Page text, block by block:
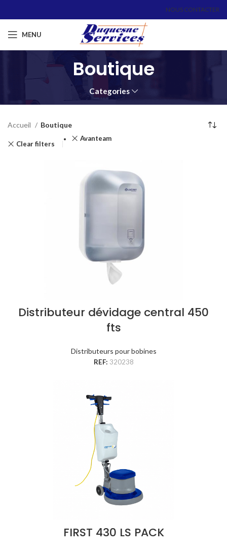
NOUS CONTACTER
MENU
Boutique
Categories
Accueil Boutique
Clear filters
Avanteam
Distributeur dévidage central 450
fts
Distributeurs pour bobines
REF: 320238
FIRST 430 LS PACK